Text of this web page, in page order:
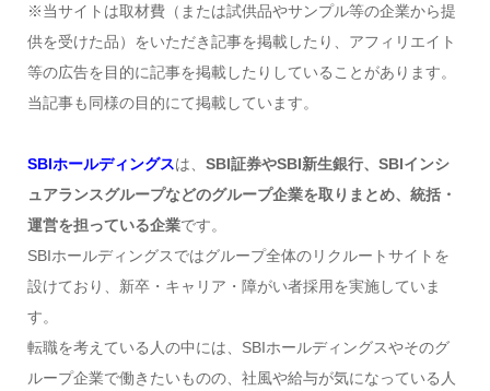
※当サイトは取材費（または試供品やサンプル等の企業から提
供を受けた品）をいただき記事を掲載したり、アフィリエイト
等の広告を目的に記事を掲載したりしていることがあります。
当記事も同様の目的にて掲載しています。
SBIホールディングスは、 SBI証券やSBI新生銀行、SBIインシ
ュアランスグループなどのグループ企業を取りまとめ、統括・
運営を担っている企業です。
SBIホールディングスではグループ全体のリクルートサイトを
設けており、新卒・キャリア・障がい者採用を実施していま
す。
転職を考えている人の中には、SBIホールディングスやそのグ
ループ企業で働きたいものの、社風や給与が気になっている人